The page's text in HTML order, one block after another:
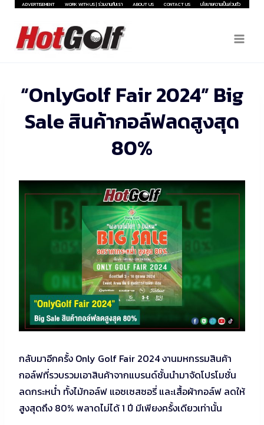
Skip
content
ADVERTISEMENT WORK WITH US | ร่วมงานกับเรา ABOUT US CONTACT US นโยบายความเป็นส่วนตัว
“OnlyGolf Fair 2024” Big
Sale สินค้ากอล์ฟลดสูงสุด
80%
กลับมาอีกครั้ง Only Golf Fair 2024 งานมหกรรมสินค้า
กอล์ฟที่รวบรวมเอาสินค้าจากแบรนด์ชั้นนำมาจัดโปรโมชั่น
ลดกระหน่ำ ทั้งไม้กอล์ฟ แอซเซสซอรี่ และเสื้อผ้ากอล์ฟ ลดให้
สูงสุดถึง 80% พลาดไม่ได้ 1 ปี มีเพียงครั้งเดียวเท่านั้น